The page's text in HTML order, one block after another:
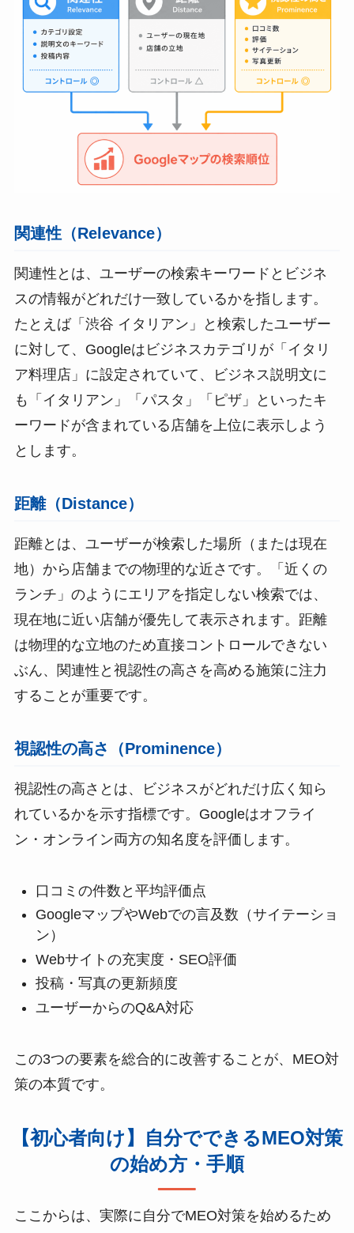
関連性（Relevance）
関連性とは、ユーザーの検索キーワードとビジネ
スの情報がどれだけ一致しているかを指します。
たとえば「渋谷 イタリアン」と検索したユーザー
に対して、Googleはビジネスカテゴリが「イタリ
ア料理店」に設定されていて、ビジネス説明文に
も「イタリアン」「パスタ」「ピザ」といったキ
ーワードが含まれている店舗を上位に表示しよう
とします。
距離（Distance）
距離とは、ユーザーが検索した場所（または現在
地）から店舗までの物理的な近さです。「近くの
ランチ」のようにエリアを指定しない検索では、
現在地に近い店舗が優先して表示されます。距離
は物理的な立地のため直接コントロールできない
ぶん、関連性と視認性の高さを高める施策に注力
することが重要です。
視認性の高さ（Prominence）
視認性の高さとは、ビジネスがどれだけ広く知ら
れているかを示す指標です。Googleはオフライ
ン・オンライン両方の知名度を評価します。
口コミの件数と平均評価点
GoogleマップやWebでの言及数（サイテーショ
ン）
Webサイトの充実度・SEO評価
投稿・写真の更新頻度
ユーザーからのQ&A対応
この3つの要素を総合的に改善することが、MEO対
策の本質です。
【初心者向け】自分でできるMEO対策
の始め方・手順
ここからは、実際に自分でMEO対策を始めるため